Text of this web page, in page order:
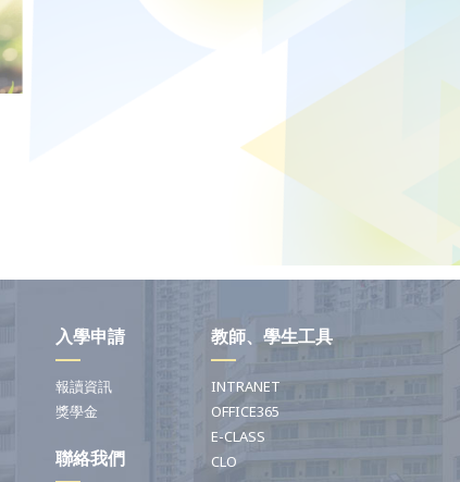
入學申請
報讀資訊
獎學金
聯絡我們
教師、學生工具
INTRANET
OFFICE365
E-CLASS
CLO